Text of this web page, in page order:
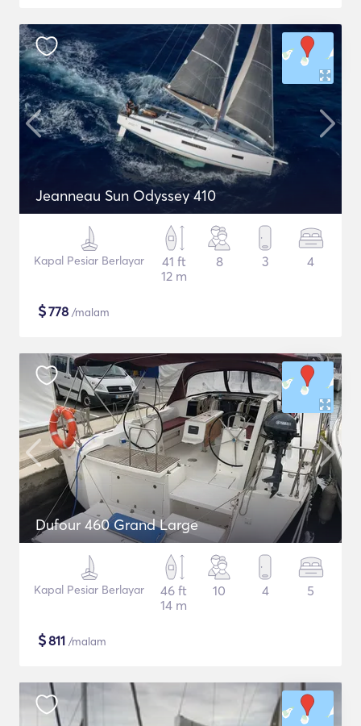
Jeanneau Sun Odyssey 410
Kapal Pesiar Berlayar
41 ft
12 m
8 3 4
$778 /malam
Dufour 460 Grand Large
Kapal Pesiar Berlayar
46 ft
14 m
10 4 5
$811 /malam